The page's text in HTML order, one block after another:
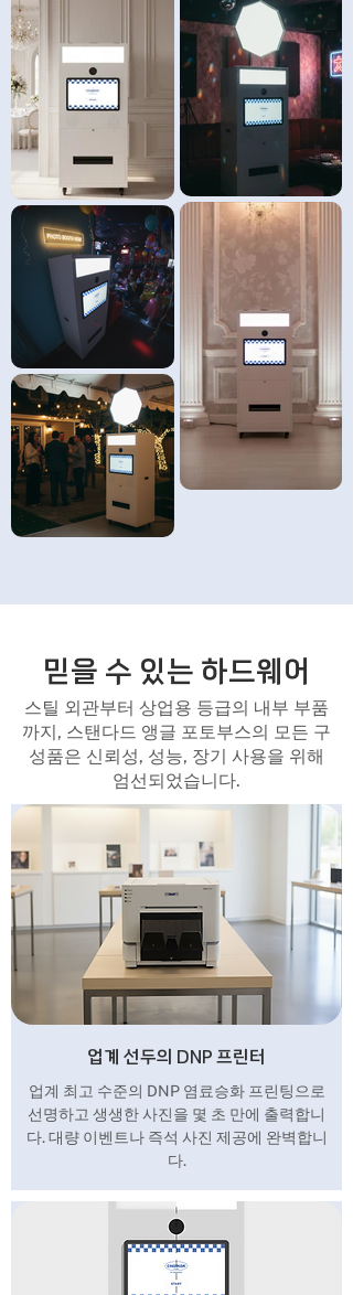
믿을 수 있는 하드웨어
스틸 외관부터 상업용 등급의 내부 부품
까지, 스탠다드 앵글 포토부스의 모든 구
성품은 신뢰성, 성능, 장기 사용을 위해
엄선되었습니다.
업계 선두의 DNP 프린터
업계 최고 수준의 DNP 염료승화 프린팅으로
선명하고 생생한 사진을 몇 초 만에 출력합니
다. 대량 이벤트나 즉석 사진 제공에 완벽합니
다.